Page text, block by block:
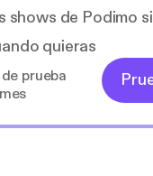
shows de Podimo
quieras
prueba